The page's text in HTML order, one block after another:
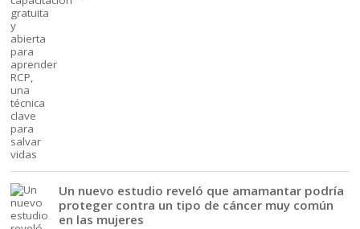
Un nuevo estudio reveló que amamantar podría
proteger contra un tipo de cáncer muy común
en las mujeres